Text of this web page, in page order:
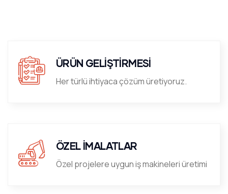
ÜRÜN GELİŞTİRMESİ
Her türlü ihtiyaca çözüm üretiyoruz.
ÖZEL İMALATLAR
Özel projelere uygun iş makineleri üretimi